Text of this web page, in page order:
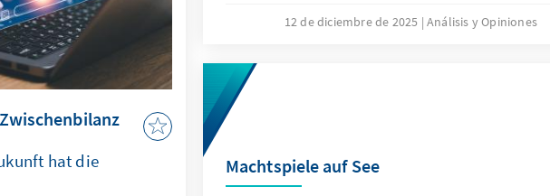
zugunsten von Menschen mit
Papier zeigt: Sonderregelungen für neu
eingewanderte Menschen sind nur zu Beginn
sinnvoll. Später besteht die herausfordernde
12 de diciembre de 2025 Análisis y Opiniones
hat die
Machtspiele auf See